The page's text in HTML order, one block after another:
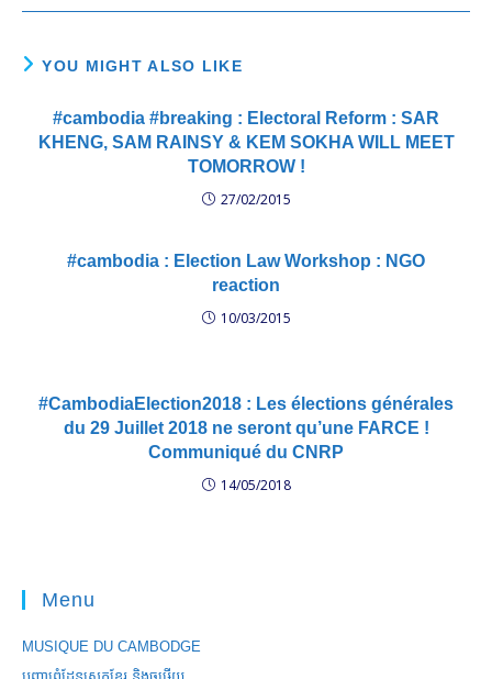
ប្រជា​ពលរដ្ឋ​គ្រប់​រូប។ ២. រៀប​ចំ​
គណបក្ស​នយោ​បាយ។ ៣. ក្រប​
ខ័ណ្ឌ​កំណែ​ទម្រង់​ការ​បោះ​ឆ្នោត​
ផ្សេងៗ​ទៀត ដូច​ជា ការ​កែ​ទម្រង់​
ស្ថាប័ន​រៀប​ចំ​ការ​បោះ​ឆ្នោត យន្តការ​
…។ល។ [vcyt
YOU MIGHT ALSO LIKE
#cambodia #breaking : Electoral Reform : SAR
KHENG, SAM RAINSY & KEM SOKHA WILL MEET
TOMORROW !
27/02/2015
#cambodia : Election Law Workshop : NGO
reaction
10/03/2015
#CambodiaElection2018 : Les élections générales
du 29 Juillet 2018 ne seront qu’une FARCE !
Communiqué du CNRP
14/05/2018
Menu
MUSIQUE DU CAMBODGE